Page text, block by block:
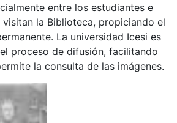
entre los estudiantes e
la Biblioteca, propiciando el
La universidad Icesi es
proceso de difusión, facilitando
la consulta de las imágenes.